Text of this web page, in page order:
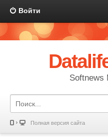
Войти
Softnews
Полная версия сайта